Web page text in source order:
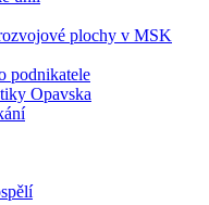
plochy v MSK
podnikatele
Opavska